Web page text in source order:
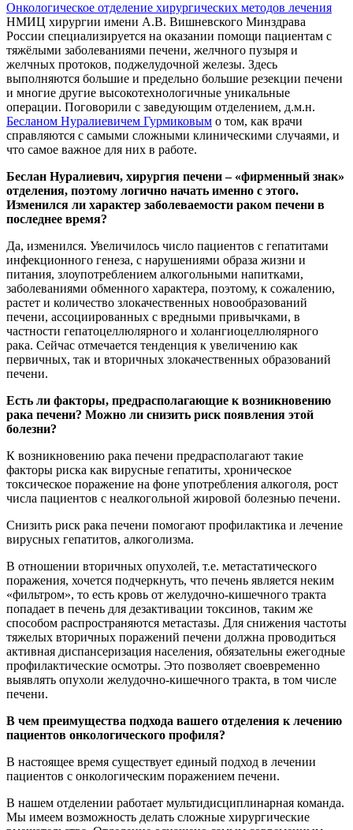
Онкологическое отделение хирургических методов лечения
НМИЦ хирургии имени А.В. Вишневского Минздрава
России специализируется на оказании помощи пациентам с
тяжёлыми заболеваниями печени, желчного пузыря и
желчных протоков, поджелудочной железы. Здесь
выполняются большие и предельно большие резекции печени
и многие другие высокотехнологичные уникальные
операции. Поговорили с заведующим отделением, д.м.н.
Бесланом Нуралиевичем Гурмиковым о том, как врачи
справляются с самыми сложными клиническими случаями, и
что самое важное для них в работе.
Беслан Нуралиевич, хирургия печени – «фирменный знак»
отделения, поэтому логично начать именно с этого.
Изменился ли характер заболеваемости раком печени в
последнее время?
Да, изменился. Увеличилось число пациентов с гепатитами
инфекционного генеза, с нарушениями образа жизни и
питания, злоупотреблением алкогольными напитками,
заболеваниями обменного характера, поэтому, к сожалению,
растет и количество злокачественных новообразований
печени, ассоциированных с вредными привычками, в
частности гепатоцеллюлярного и холангиоцеллюлярного
рака. Сейчас отмечается тенденция к увеличению как
первичных, так и вторичных злокачественных образований
печени.
Есть ли факторы, предрасполагающие к возникновению
рака печени? Можно ли снизить риск появления этой
болезни?
К возникновению рака печени предрасполагают такие
факторы риска как вирусные гепатиты, хроническое
токсическое поражение на фоне употребления алкоголя, рост
числа пациентов с неалкогольной жировой болезнью печени.
Снизить риск рака печени помогают профилактика и лечение
вирусных гепатитов, алкоголизма.
В отношении вторичных опухолей, т.е. метастатического
поражения, хочется подчеркнуть, что печень является неким
«фильтром», то есть кровь от желудочно-кишечного тракта
попадает в печень для дезактивации токсинов, таким же
способом распространяются метастазы. Для снижения частоты
тяжелых вторичных поражений печени должна проводиться
активная диспансеризация населения, обязательны ежегодные
профилактические осмотры. Это позволяет своевременно
выявлять опухоли желудочно-кишечного тракта, в том числе
печени.
В чем преимущества подхода вашего отделения к лечению
пациентов онкологического профиля?
В настоящее время существует единый подход в лечении
пациентов с онкологическим поражением печени.
В нашем отделении работает мультидисциплинарная команда.
Мы имеем возможность делать сложные хирургические